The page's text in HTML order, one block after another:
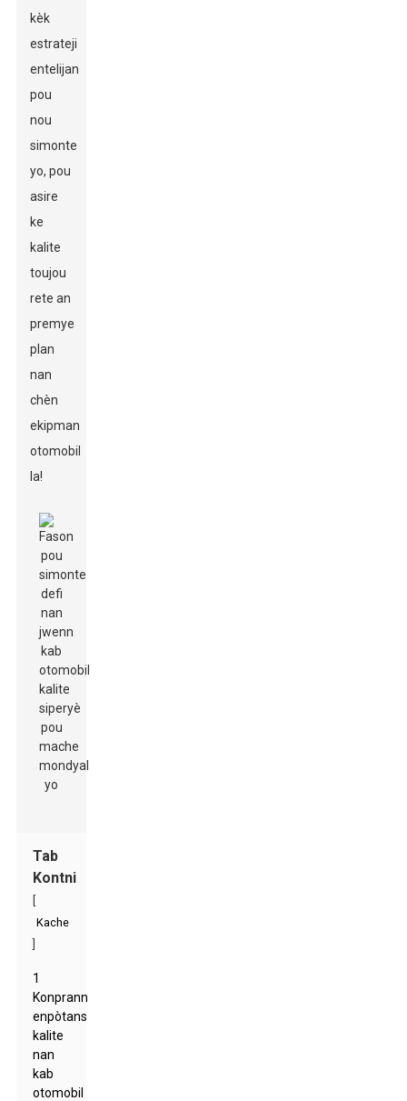
kèk
estrateji
entelijan
pou
nou
simonte
yo, pou
asire
ke
kalite
toujou
rete an
premye
plan
nan
chèn
ekipman
otomobil
la!
Tab
Kontni
Kache
1
Konprann
enpòtans
kalite
nan
kab
otomobil